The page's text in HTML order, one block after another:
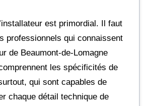
est primordial. Il faut
professionnels qui connaissent
de Beaumont-de-Lomagne
les spécificités de
qui sont capables de
chaque détail technique de